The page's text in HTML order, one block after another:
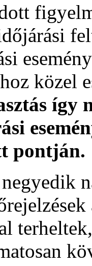
közel
pontján.